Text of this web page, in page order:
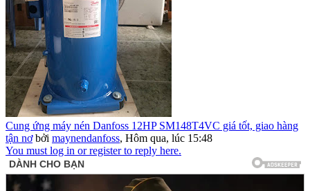
Cung ứng máy nén Danfoss 12HP SM148T4VC giá tốt, giao hàng
tận nơ bởi maynendanfoss, Hôm qua, lúc 15:48
You must log in or register to reply here.